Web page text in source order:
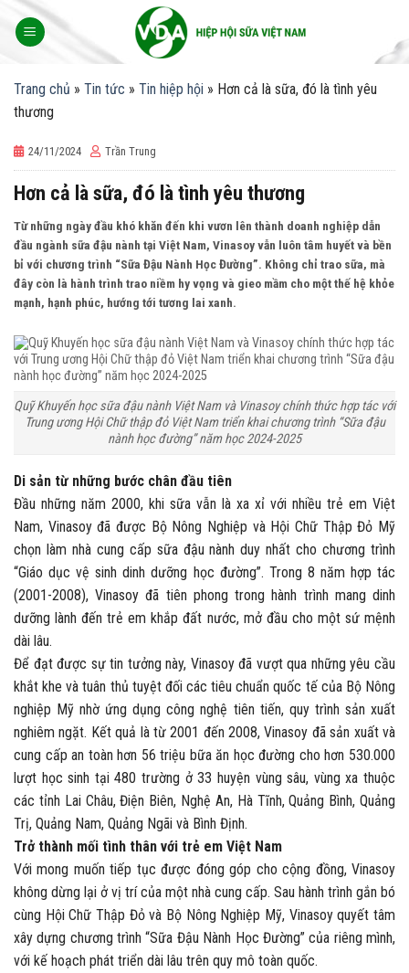
Trang chủ » Tin tức » Tin hiệp hội » Hơn cả là sữa, đó là tình yêu
thương
24/11/2024 Trần Trung
Hơn cả là sữa, đó là tình yêu thương
Từ những ngày đầu khó khăn đến khi vươn lên thành doanh nghiệp dẫn
đầu ngành sữa đậu nành tại Việt Nam, Vinasoy vẫn luôn tâm huyết và bền
bỉ với chương trình “Sữa Đậu Nành Học Đường”. Không chỉ trao sữa, mà
đây còn là hành trình trao niềm hy vọng và gieo mầm cho một thế hệ khỏe
mạnh, hạnh phúc, hướng tới tương lai xanh.
Quỹ Khuyến học sữa đậu nành Việt Nam và Vinasoy chính thức hợp tác với
Trung ương Hội Chữ thập đỏ Việt Nam triển khai chương trình “Sữa đậu
nành học đường” năm học 2024-2025
Di sản từ những bước chân đầu tiên
Đầu những năm 2000, khi sữa vẫn là xa xỉ với nhiều trẻ em Việt
Nam, Vinasoy đã được Bộ Nông Nghiệp và Hội Chữ Thập Đỏ Mỹ
chọn làm nhà cung cấp sữa đậu nành duy nhất cho chương trình
“Giáo dục vệ sinh dinh dưỡng học đường”. Trong 8 năm hợp tác
(2001-2008), Vinasoy đã tiên phong trong hành trình mang dinh
dưỡng lành đến trẻ em khắp đất nước, mở đầu cho một sứ mệnh
dài lâu.
Để đạt được sự tin tưởng này, Vinasoy đã vượt qua những yêu cầu
khắt khe và tuân thủ tuyệt đối các tiêu chuẩn quốc tế của Bộ Nông
nghiệp Mỹ nhờ ứng dụng công nghệ tiên tiến, quy trình sản xuất
nghiêm ngặt. Kết quả là từ 2001 đến 2008, Vinasoy đã sản xuất và
cung cấp an toàn hơn 56 triệu bữa ăn học đường cho hơn 530.000
lượt học sinh tại 480 trường ở 33 huyện vùng sâu, vùng xa thuộc
các tỉnh Lai Châu, Điện Biên, Nghệ An, Hà Tĩnh, Quảng Bình, Quảng
Trị, Quảng Nam, Quảng Ngãi và Bình Định.
Trở thành mối tình thân với trẻ em Việt Nam
Với mong muốn tiếp tục được đóng góp cho cộng đồng, Vinasoy
không dừng lại ở vị trí của một nhà cung cấp. Sau hành trình gắn bó
cùng Hội Chữ Thập Đỏ và Bộ Nông Nghiệp Mỹ, Vinasoy quyết tâm
xây dựng chương trình “Sữa Đậu Nành Học Đường” của riêng mình,
với kế hoạch phát triển dài lâu trên quy mô toàn quốc.